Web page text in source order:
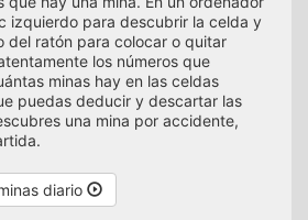
izquierdo para descubrir la celda y
del ratón para colocar o quitar
los números que
minas hay en las celdas
puedas deducir y descartar las
una mina por accidente,
diario